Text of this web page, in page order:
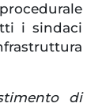
i sindaci
di